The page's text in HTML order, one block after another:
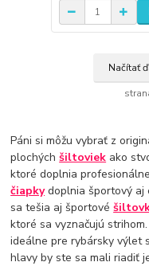
Načítať
Páni si môžu vybrať z
plochýchšiltoviek ako
ktoré doplnia
čiapkydoplnia športový aj
sa tešia aj športové
ktoré sa vyznačujú
ideálne pre rybársky výlet
hlavy by ste sa mali riadiť